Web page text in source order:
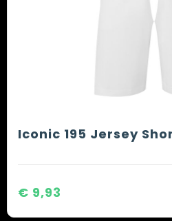
Iconic 195 Jersey
€ 9,93